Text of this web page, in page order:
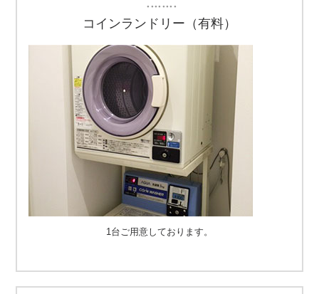
・・・・・・・・
コインランドリー（有料）
1台ご用意しております。